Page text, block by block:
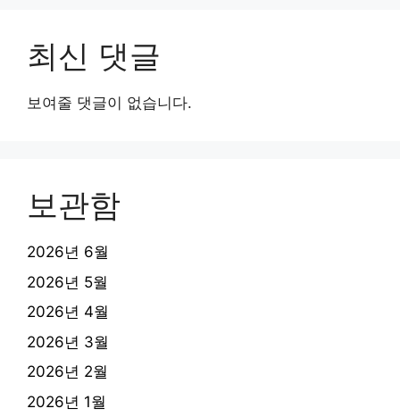
최신 댓글
보여줄 댓글이 없습니다.
보관함
2026년 6월
2026년 5월
2026년 4월
2026년 3월
2026년 2월
2026년 1월